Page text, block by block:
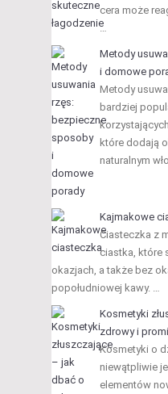
cera może
…
Metody
i domowe
Metody
bardziej
które dodają
naturalnym
Kajmakowe
Ciasteczka z
ciastka, które
okazjach, a także bez
popołudniowej kawy. …
Kosmetyki
zdrowy i
Kosmetyki o
niewątpliwie
elementów